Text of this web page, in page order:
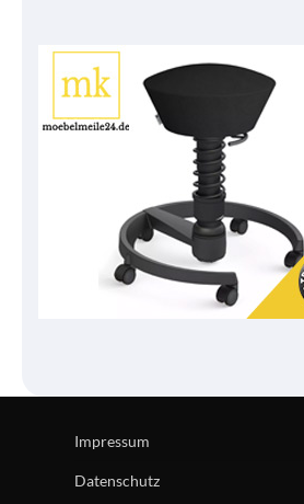
Impressum
Datenschutz